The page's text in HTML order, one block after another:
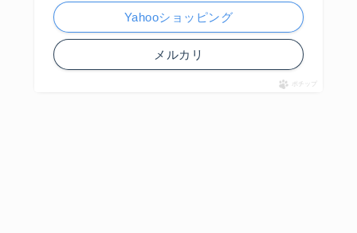
Yahooショッピング
メルカリ
ポチップ